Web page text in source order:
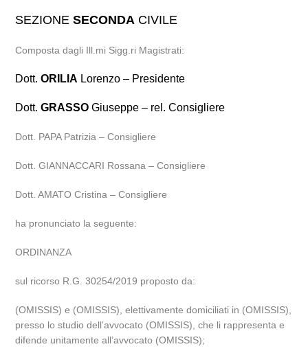
SEZIONESECONDA CIVILE
Composta dagli Ill.mi Sigg.ri Magistrati:
Dott.ORILIA Lorenzo – Presidente
Dott.GRASSO Giuseppe – rel. Consigliere
Dott. PAPA Patrizia – Consigliere
Dott. GIANNACCARI Rossana – Consigliere
Dott. AMATO Cristina – Consigliere
ha pronunciato la seguente:
ORDINANZA
sul ricorso R.G. 30254/2019 proposto da:
(OMISSIS) e (OMISSIS), elettivamente domiciliati in (OMISSIS),
presso lo studio dell’avvocato (OMISSIS), che li rappresenta e
difende unitamente all’avvocato (OMISSIS);